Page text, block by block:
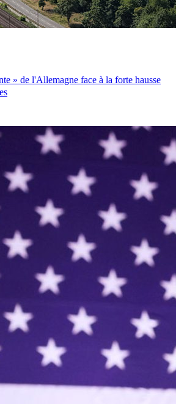
» de l'Allemagne face à la forte hausse